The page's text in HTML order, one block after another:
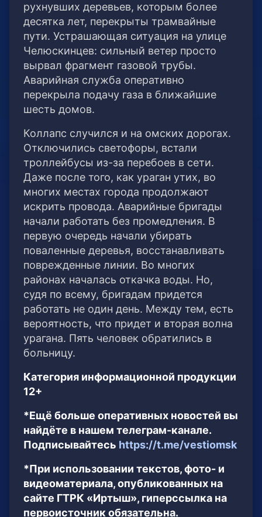
рухнувших деревьев, которым более
десятка лет, перекрыты трамвайные
пути. Устрашающая ситуация на улице
Челюскинцев: сильный ветер просто
вырвал фрагмент газовой трубы.
Аварийная служба оперативно
перекрыла подачу газа в ближайшие
шесть домов.
Коллапс случился и на омских дорогах.
Отключились светофоры, встали
троллейбусы из-за перебоев в сети.
Даже после того, как ураган утих, во
многих местах города продолжают
искрить провода. Аварийные бригады
начали работать без промедления. В
первую очередь начали убирать
поваленные деревья, восстанавливать
поврежденные линии. Во многих
районах началась откачка воды. Но,
судя по всему, бригадам придется
работать не один день. Между тем, есть
вероятность, что придет и вторая волна
урагана. Пять человек обратились в
больницу.
Категория информационной продукции
12+
*Ещё больше оперативных новостей вы
найдёте в нашем телеграм-канале.
Подписывайтесь https://t.me/vestiomsk
*При использовании текстов, фото- и
видеоматериала, опубликованных на
сайте ГТРК «Иртыш», гиперссылка на
первоисточник обязательна.